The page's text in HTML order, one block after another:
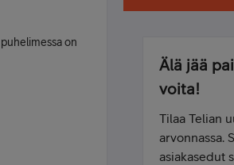
on
Älä jää
voita!
Tilaa Telian
arvonnassa.
asiakasedut